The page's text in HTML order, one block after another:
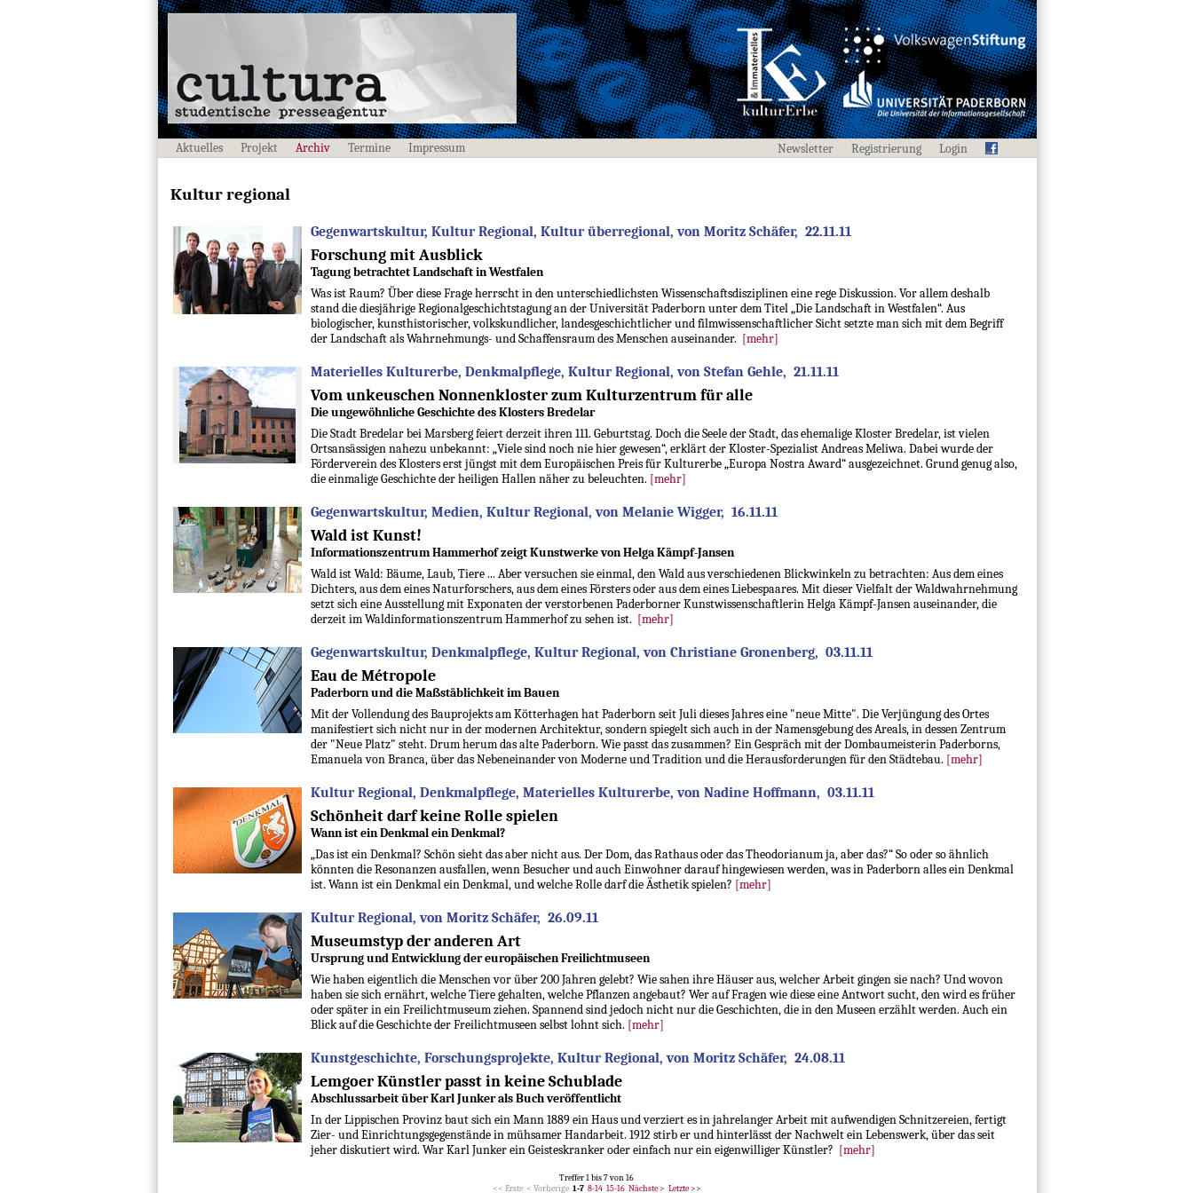
Aktuelles Projekt Archiv Termine Impressum Newsletter Registrierung Login
Kultur regional
Gegenwartskultur, Kultur Regional, Kultur überregional, von Moritz Schäfer, 22.11.11
Forschung mit Ausblick
Tagung betrachtet Landschaft in Westfalen
Was ist Raum? Über diese Frage herrscht in den unterschiedlichsten Wissenschaftsdisziplinen eine rege Diskussion. Vor allem deshalb
stand die diesjährige Regionalgeschichtstagung an der Universität Paderborn unter dem Titel „Die Landschaft in Westfalen“. Aus
biologischer, kunsthistorischer, volkskundlicher, landesgeschichtlicher und filmwissenschaftlicher Sicht setzte man sich mit dem Begriff
der Landschaft als Wahrnehmungs- und Schaffensraum des Menschen auseinander. [mehr]
Materielles Kulturerbe, Denkmalpflege, Kultur Regional, von Stefan Gehle, 21.11.11
Vom unkeuschen Nonnenkloster zum Kulturzentrum für alle
Die ungewöhnliche Geschichte des Klosters Bredelar
Die Stadt Bredelar bei Marsberg feiert derzeit ihren 111. Geburtstag. Doch die Seele der Stadt, das ehemalige Kloster Bredelar, ist vielen
Ortsansässigen nahezu unbekannt: „Viele sind noch nie hier gewesen“, erklärt der Kloster-Spezialist Andreas Meliwa. Dabei wurde der
Förderverein des Klosters erst jüngst mit dem Europäischen Preis für Kulturerbe „Europa Nostra Award“ ausgezeichnet. Grund genug also,
die einmalige Geschichte der heiligen Hallen näher zu beleuchten. [mehr]
Gegenwartskultur, Medien, Kultur Regional, von Melanie Wigger, 16.11.11
Wald ist Kunst!
Informationszentrum Hammerhof zeigt Kunstwerke von Helga Kämpf-Jansen
Wald ist Wald: Bäume, Laub, Tiere ... Aber versuchen sie einmal, den Wald aus verschiedenen Blickwinkeln zu betrachten: Aus dem eines
Dichters, aus dem eines Naturforschers, aus dem eines Försters oder aus dem eines Liebespaares. Mit dieser Vielfalt der Waldwahrnehmung
setzt sich eine Ausstellung mit Exponaten der verstorbenen Paderborner Kunstwissenschaftlerin Helga Kämpf-Jansen auseinander, die
derzeit im Waldinformationszentrum Hammerhof zu sehen ist. [mehr]
Gegenwartskultur, Denkmalpflege, Kultur Regional, von Christiane Gronenberg, 03.11.11
Eau de Métropole
Paderborn und die Maßstäblichkeit im Bauen
Mit der Vollendung des Bauprojekts am Kötterhagen hat Paderborn seit Juli dieses Jahres eine "neue Mitte". Die Verjüngung des Ortes
manifestiert sich nicht nur in der modernen Architektur, sondern spiegelt sich auch in der Namensgebung des Areals, in dessen Zentrum
der "Neue Platz" steht. Drum herum das alte Paderborn. Wie passt das zusammen? Ein Gespräch mit der Dombaumeisterin Paderborns,
Emanuela von Branca, über das Nebeneinander von Moderne und Tradition und die Herausforderungen für den Städtebau. [mehr]
Kultur Regional, Denkmalpflege, Materielles Kulturerbe, von Nadine Hoffmann, 03.11.11
Schönheit darf keine Rolle spielen
Wann ist ein Denkmal ein Denkmal?
„Das ist ein Denkmal? Schön sieht das aber nicht aus. Der Dom, das Rathaus oder das Theodorianum ja, aber das?“ So oder so ähnlich
könnten die Resonanzen ausfallen, wenn Besucher und auch Einwohner darauf hingewiesen werden, was in Paderborn alles ein Denkmal
ist. Wann ist ein Denkmal ein Denkmal, und welche Rolle darf die Ästhetik spielen? [mehr]
Kultur Regional, von Moritz Schäfer, 26.09.11
Museumstyp der anderen Art
Ursprung und Entwicklung der europäischen Freilichtmuseen
Wie haben eigentlich die Menschen vor über 200 Jahren gelebt? Wie sahen ihre Häuser aus, welcher Arbeit gingen sie nach? Und wovon
haben sie sich ernährt, welche Tiere gehalten, welche Pflanzen angebaut? Wer auf Fragen wie diese eine Antwort sucht, den wird es früher
oder später in ein Freilichtmuseum ziehen. Spannend sind jedoch nicht nur die Geschichten, die in den Museen erzählt werden. Auch ein
Blick auf die Geschichte der Freilichtmuseen selbst lohnt sich. [mehr]
Kunstgeschichte, Forschungsprojekte, Kultur Regional, von Moritz Schäfer, 24.08.11
Lemgoer Künstler passt in keine Schublade
Abschlussarbeit über Karl Junker als Buch veröffentlicht
In der Lippischen Provinz baut sich ein Mann 1889 ein Haus und verziert es in jahrelanger Arbeit mit aufwendigen Schnitzereien, fertigt
Zier- und Einrichtungsgegenstände in mühsamer Handarbeit. 1912 stirb er und hinterlässt der Nachwelt ein Lebenswerk, über das seit
jeher diskutiert wird. War Karl Junker ein Geisteskranker oder einfach nur ein eigenwilliger Künstler? [mehr]
Treffer 1 bis 7 von 16
<< Erste < Vorherige 1-7 8-14 15-16 Nächste > Letzte >>